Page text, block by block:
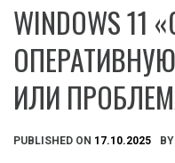
WINDOWS
ИЛИ
PUBLISHED ON 17.10.2025 BY